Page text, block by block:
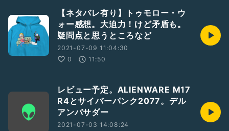
【ネタバレ有り】トゥモロー・ウ
ォー感想。大迫力！けど矛盾も。
疑問点と思うところなど
2021-07-09 11:04:30
0
11:50
レビュー予定。ALIENWARE M17
R4とサイバーパンク2077。デル
アンバサダー
2021-07-03 14:08:24